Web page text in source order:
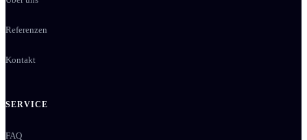
Referenzen
Kontakt
SERVICE
FAQ